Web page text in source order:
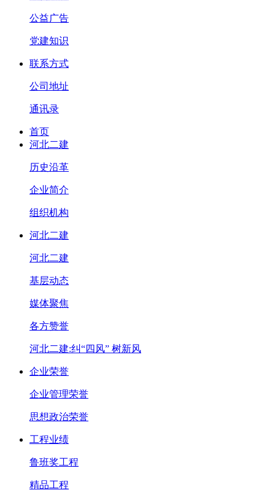
公益广告
党建知识
联系方式
公司地址
通讯录
首页
河北二建
历史沿革
企业简介
组织机构
河北二建
河北二建
基层动态
媒体聚焦
各方赞誉
河北二建:纠“四风” 树新风
企业荣誉
企业管理荣誉
思想政治荣誉
工程业绩
鲁班奖工程
精品工程